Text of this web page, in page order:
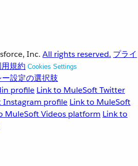
Inc. All rights reserved. プライ
規約 Cookies Settings
設定の選択肢
profile Link to MuleSoft Twitter
Instagram profile Link to MuleSoft
MuleSoft Videos platform Link to